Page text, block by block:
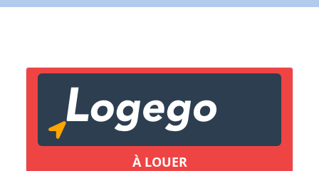
À LOUER
X Fermer
Lien vers inscription (sera inclus dans courriel)
Copier lien